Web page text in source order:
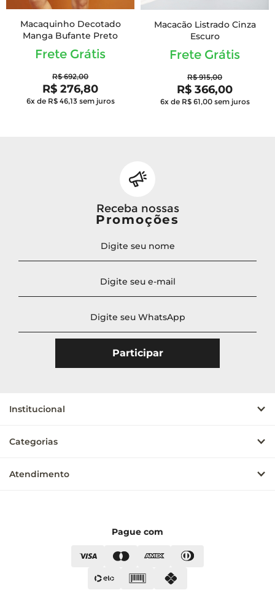
Macaquinho Decotado
Manga Bufante Preto
Frete Grátis
R$ 692,00
R$ 276,80
6x de R$ 46,13 sem juros
Macacão Listrado Cinza
Escuro
Frete Grátis
R$ 915,00
R$ 366,00
6x de R$ 61,00 sem juros
Receba nossas
Promoções
Institucional
Categorias
Atendimento
Pague com